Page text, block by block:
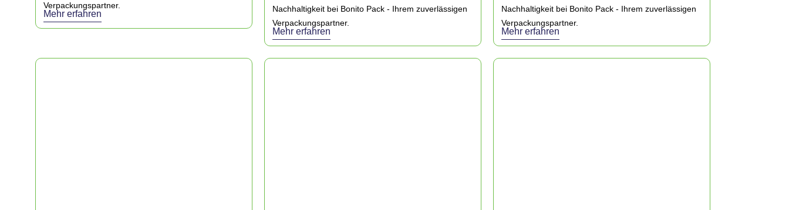
Verpackungspartner.
Mehr erfahren
Nachhaltigkeit bei Bonito Pack - Ihrem zuverlässigen
Verpackungspartner.
Mehr erfahren
Nachhaltigkeit bei Bonito Pack - Ihrem zuverlässigen
Verpackungspartner.
Mehr erfahren